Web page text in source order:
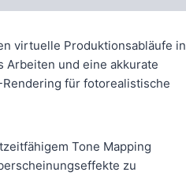
virtuelle Produktionsabläufe in
und eine akkurate
für fotorealistische
Tone Mapping
zu